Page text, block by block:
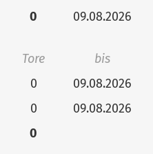
0 09.08.2026
Tore
bis
0
09.08.2026
0
09.08.2026
0